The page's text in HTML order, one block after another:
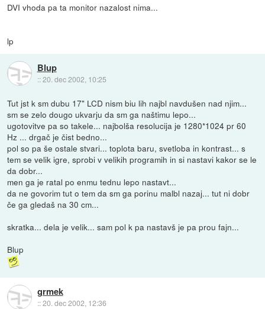
DVI vhoda pa ta monitor nazalost nima...
lp
Blup
::20. dec 2002, 10:25
Tut jst k sm dubu 17" LCD nism biu lih najbl navdušen nad njim...
sm se zelo dougo ukvarju da sm ga naštimu lepo...
ugotovitve pa so takele... najbolša resolucija je 1280*1024 pr 60
Hz ... drgač je čist bedno...
pol so pa še ostale stvari... toplota baru, svetloba in kontrast... s
tem se velik igre, sprobi v velikih programih in si nastavi kakor se le
da dobr...
men ga je ratal po enmu tednu lepo nastavt...
da ne govorim tut o tem da sm ga porinu malbl nazaj... tut ni dobr
če ga gledaš na 30 cm...
skratka... dela je velik... sam pol k pa nastavš je pa prou fajn...
Blup
grmek
::20. dec 2002, 12:36